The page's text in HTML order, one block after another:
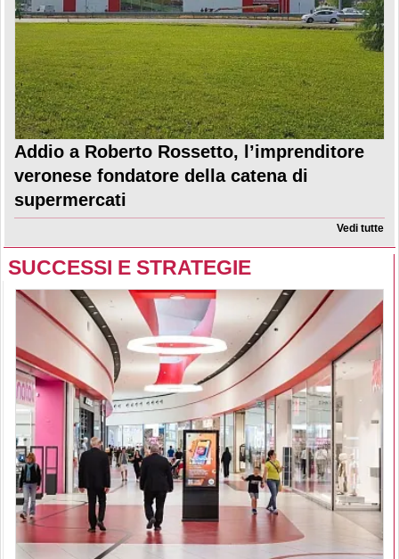
Addio a Roberto Rossetto, l’imprenditore
veronese fondatore della catena di
supermercati
Vedi tutte
SUCCESSI E STRATEGIE